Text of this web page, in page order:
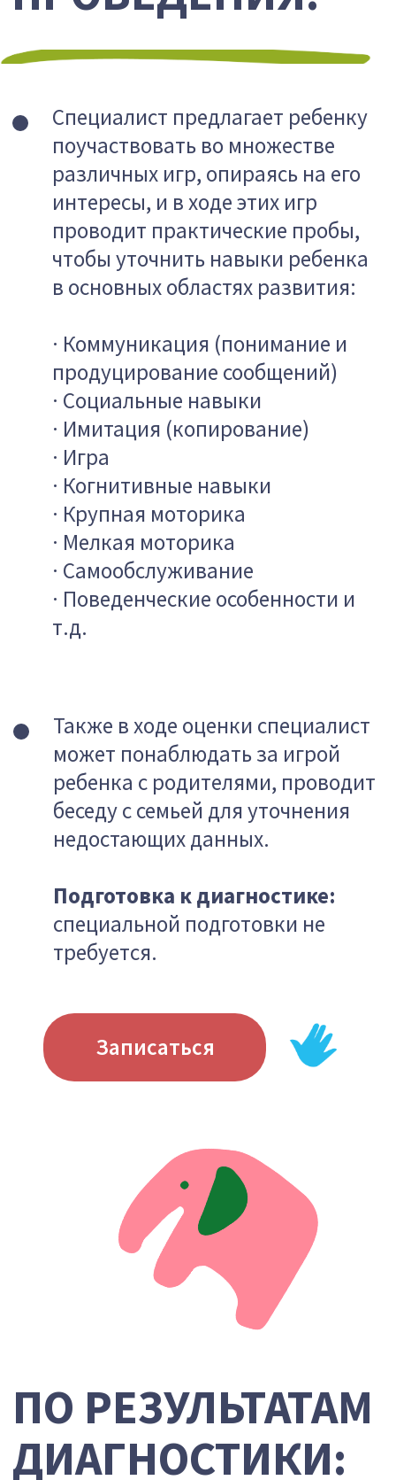
Записаться
может понаблюдать за игрой
недостающих данных.
Подготовка к диагностике:
специальной подготовки не
требуется.
ПО РЕЗУЛЬТАТАМ
ДИАГНОСТИКИ:
Мы готовы помочь
вашему ребёнку!
Доверьтесь нашим специалистам, и